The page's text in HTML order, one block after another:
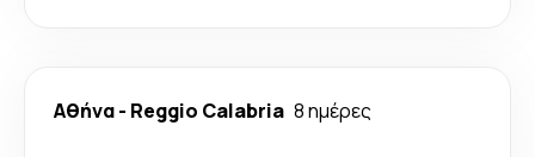
Αθήνα- Reggio Calabria 8 ημέρες